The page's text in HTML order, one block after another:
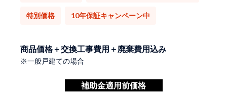
特別価格 10年保証キャンペーン中
商品価格＋交換工事費用＋廃棄費用込み
※一般戸建ての場合
補助金適用前価格